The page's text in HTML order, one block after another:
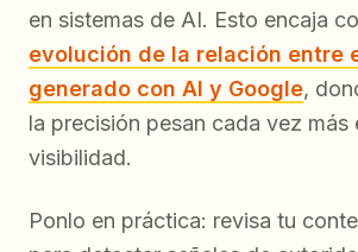
en sistemas de AI. Esto encaja
evolución de la relación entre
generado con AI y Google,
la precisión pesan cada vez más
visibilidad.
Ponlo en práctica: revisa tu